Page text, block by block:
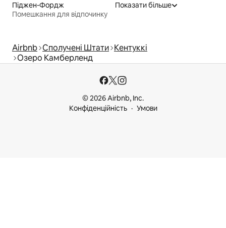
Піджен-Фордж
Помешкання для відпочинку
Показати більше
Airbnb Сполучені Штати Кентуккі
Озеро Камберленд
© 2026 Airbnb, Inc.
Конфіденційність
Умови